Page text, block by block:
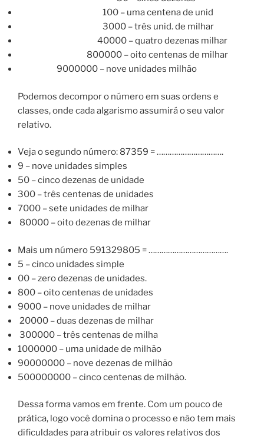
100 – uma centena de unid
3000 – três unid. de milhar
40000 – quatro dezenas milhar
800000 – oito centenas de milhar
9000000 – nove unidades milhão
Podemos decompor o número em suas ordens e
classes, onde cada algarismo assumirá o seu valor
relativo.
Veja o segundo número: 87359 = ………………………….
9 – nove unidades simples
50 – cinco dezenas de unidade
300 – três centenas de unidades
7000 – sete unidades de milhar
80000 – oito dezenas de milhar
Mais um número 591329805 = ……………………………….
5 – cinco unidades simple
00 – zero dezenas de unidades.
800 – oito centenas de unidades
9000 – nove unidades de milhar
20000 – duas dezenas de milhar
300000 – três centenas de milha
1000000 – uma unidade de milhão
90000000 – nove dezenas de milhão
500000000 – cinco centenas de milhão.
Dessa forma vamos em frente. Com um pouco de
prática, logo você domina o processo e não tem mais
dificuldades para atribuir os valores relativos dos